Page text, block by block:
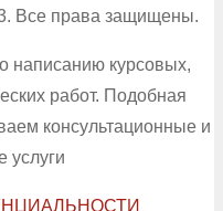
Все права защищены.
написанию курсовых,
работ. Подобная
консультационные и
услуги